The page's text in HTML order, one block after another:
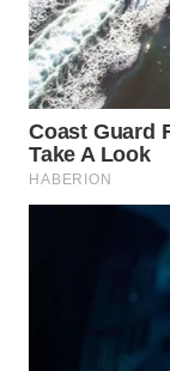
WAHANA
TANI
WAHANA
ADVOKAT
INFRASTRUKTUR